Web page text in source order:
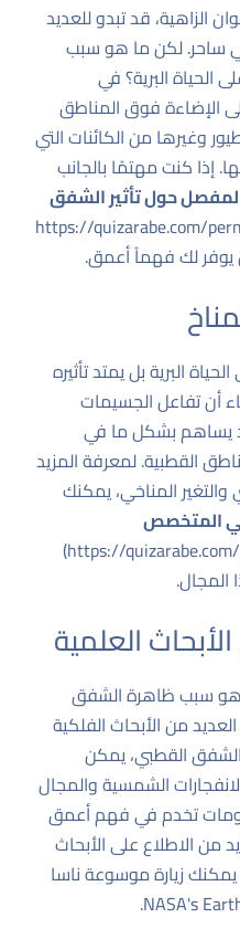
الزاهية، قد تبدو للعديد
ساحر. لكن ما هو سبب
الحياة البرية؟ في
الإضاءة فوق المناطق
وغيرها من الكائنات التي
إذا كنت مهتمًا بالجانب
حول تأثير الشفق
https://quizarabe.com/
لك فهماً أعمق.
البرية بل يمتد تأثيره
أن تفاعل الجسيمات
يساهم بشكل ما في
القطبية. لمعرفة المزيد
المناخي، يمكنك
المتخصص
https://
)
المجال.
العلمية
هو سبب ظاهرة الشفق
من الأبحاث الفلكية
الشفق القطبي، يمكن
الشمسية والمجال
تخدم في فهم أعمق
الاطلاع على الأبحاث
يمكنك زيارة موسوعة ناسا
NASA's
.